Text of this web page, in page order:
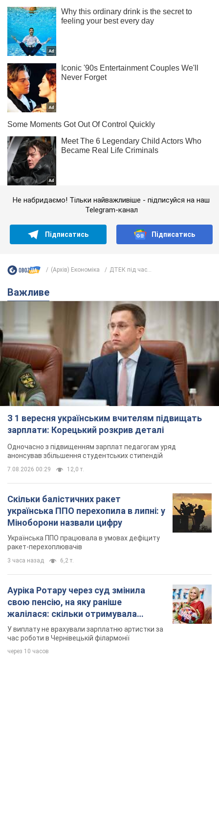
Не набридаємо! Тільки найважливіше - підписуйся на наш
Telegram-канал
Підписатись Підписатись
(Архів) Економіка ДТЕК під час...
Важливе
З 1 вересня українським вчителям підвищать
зарплати: Корецький розкрив деталі
Одночасно з підвищенням зарплат педагогам уряд
анонсував збільшення студентських стипендій
7.08.2026 00:29 12,0 т.
Скільки балістичних ракет
українська ППО перехопила в липні: у
Міноборони назвали цифру
Українська ППО працювала в умовах дефіциту
ракет-перехоплювачів
3 часа назад 6,2 т.
Ауріка Ротару через суд змінила
свою пенсію, на яку раніше
жалілася: скільки отримувала
співачка
У виплату не врахували зарплатню артистки за
час роботи в Чернівецькій філармонії
через 10 часов